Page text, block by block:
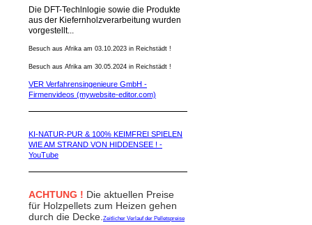
Die DFT-Techlnlogie sowie die Produkte
aus der Kiefernholzverarbeitung wurden
vorgestellt...
Besuch aus Afrika am 03.10.2023 in Reichstädt !
Besuch aus Afrika am 30.05.2024 in Reichstädt !
VER Verfahrensingenieure GmbH -
Firmenvideos (mywebsite-editor.com)
KI-NATUR-PUR & 100% KEIMFREI SPIELEN
WIE AM STRAND VON HIDDENSEE ! -
YouTube
ACHTUNG ! Die aktuellen Preise
für Holzpellets zum Heizen gehen
durch die Decke. Zeitlicher Verlauf der Pelletspreise